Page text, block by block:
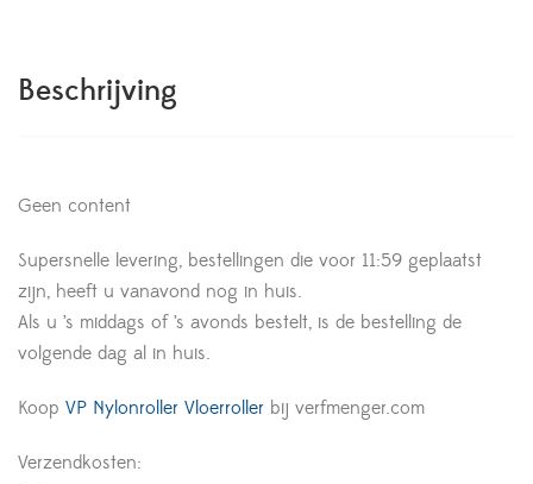
Beschrijving
Geen content
Supersnelle levering, bestellingen die voor 11:59 geplaatst
zijn, heeft u vanavond nog in huis.
Als u ’s middags of ’s avonds bestelt, is de bestelling de
volgende dag al in huis.
Koop VP Nylonroller Vloerroller bij verfmenger.com
Verzendkosten: